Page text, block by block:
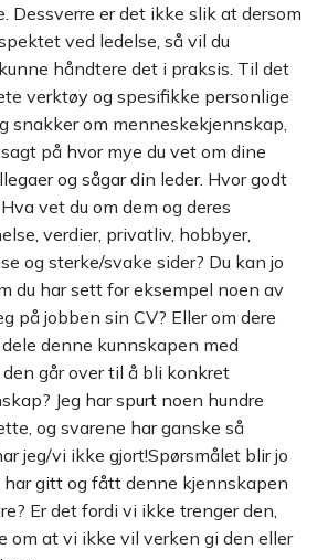
Dessverre er det ikke slik at dersom
ved ledelse, så vil du
håndtere det i praksis. Til det
verktøy og spesifikke personlige
snakker om menneskekjennskap,
på hvor mye du vet om dine
og sågar din leder. Hvor godt
vet du om dem og deres
verdier, privatliv, hobbyer,
og sterke/svake sider? Du kan jo
du har sett for eksempel noen av
på jobben sin CV? Eller om dere
denne kunnskapen med
går over til å bli konkret
Jeg har spurt noen hundre
og svarene har ganske så
jeg/vi ikke gjort!Spørsmålet blir jo
gitt og fått denne kjennskapen
Er det fordi vi ikke trenger den,
om at vi ikke vil verken gi den eller